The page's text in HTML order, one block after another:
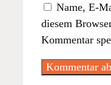
Name, E-
diesem
Kommentar